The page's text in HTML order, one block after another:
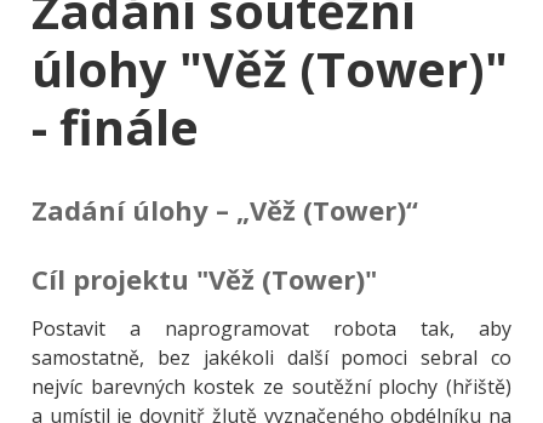
úlohy "Věž (Tower)"
- finále
Zadání úlohy – „Věž (Tower)“
Cíl projektu "Věž (Tower)"
Postavit a naprogramovat robota tak, aby
samostatně, bez jakékoli další pomoci sebral co
nejvíc barevných kostek ze soutěžní plochy (hřiště)
a umístil je dovnitř žlutě vyznačeného obdélníku na